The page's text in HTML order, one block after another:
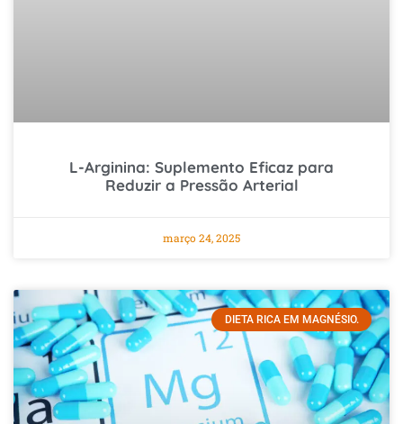
L-Arginina: Suplemento Eficaz para
Reduzir a Pressão Arterial
março 24, 2025
DIETA RICA EM MAGNÉSIO.